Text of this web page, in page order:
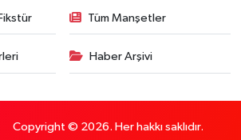
Tüm Manşetler
Haber Arşivi
Copyright © 2026. Her hakkı saklıdır.